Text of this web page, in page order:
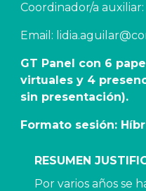
Coordinador/a
Email:
GT Panel con 6
virtuales y 4
sin presentación).
Formato sesión:
RESUMEN
Por varios años se